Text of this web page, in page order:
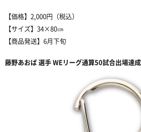
【価格】2,000円（税込）
【サイズ】34×80㎝
【商品発送】6月下旬
藤野あおば 選手 WEリーグ通算50試合出場達